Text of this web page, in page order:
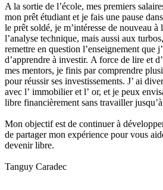
A la sortie de l’école, mes premiers
mon prêt étudiant et je fais une pause
le prêt soldé, je m’intéresse de nouveau
l’analyse technique, mais aussi aux
remettre en question l’enseignement que
d’apprendre à investir. A force de lire et
mes mentors, je finis par comprendre
pour réussir ses investissements. J’ ai
avec l’ immobilier et l’ or, et je peux
libre financièrement sans travailler
Mon objectif est de continuer à
de partager mon expérience pour vous
devenir libre.
Tanguy Caradec